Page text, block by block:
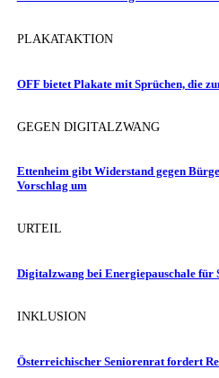
PLAKATAKTION
OFF bietet Plakate mit Sprüchen, die
GEGEN DIGITALZWANG
Ettenheim gibt Widerstand gegen
Vorschlag um
URTEIL
Digitalzwang bei Energiepauschale für
INKLUSION
Österreichischer Senioren­rat fordert